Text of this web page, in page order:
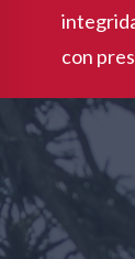
con
Es